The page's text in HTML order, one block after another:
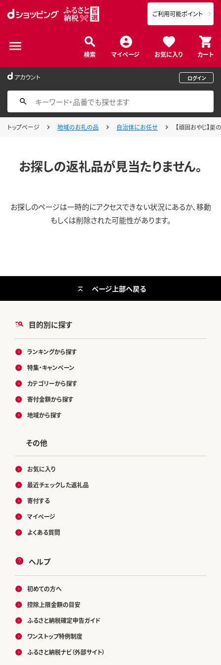
検索 マイページ お気に入り カート
ご利用可能ポイント
アカウント ログイン
トップページ 地域のお礼の品 自治体にお任せ 【頑固おやじ】
お探しの返礼品が見当たりません。
お探しのページは一時的にアクセスできない状況にあるか、移動
もしくは削除された可能性があります。
目的別に探す
ランキングから探す
特集・キャンペーン
カテゴリーから探す
寄付金額から探す
地域から探す
その他
お気に入り
最近チェックした返礼品
寄付する
マイページ
よくある質問
ヘルプ
初めての方へ
控除上限金額の目安
ふるさと納税確定申告ガイド
ワンストップ特例制度
ふるさと納税ナビ（外部サイト）
ページ上部へ戻る